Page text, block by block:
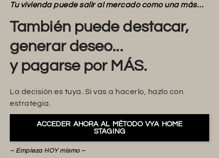
Tu vivienda puede salir al mercado como una más…
También puede destacar,
generar deseo...
y pagarse por MÁS.
La decisión es tuya. Si vas a hacerlo, hazlo con
estrategia.
ACCEDER AHORA AL MÉTODO VYA HOME
STAGING
– Empieza HOY mismo –